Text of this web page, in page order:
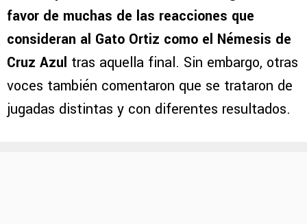
favor de muchas de las reacciones que
consideran al Gato Ortiz como el Némesis de
Cruz Azul tras aquella final. Sin embargo, otras
voces también comentaron que se trataron de
jugadas distintas y con diferentes resultados.